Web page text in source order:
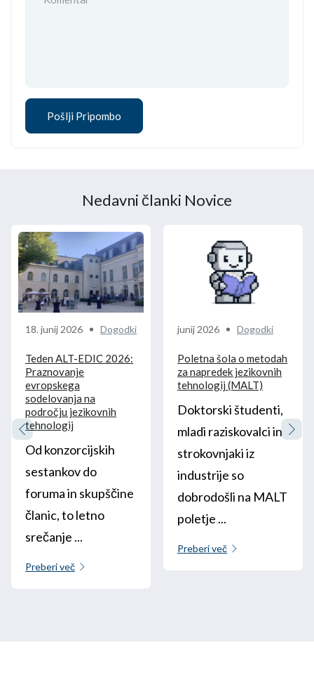
Nedavni članki Novice
18. junij 2026 Dogodki
Teden ALT-EDIC 2026:
Praznovanje
evropskega
sodelovanja na
področju jezikovnih
tehnologij
Od konzorcijskih
sestankov do
foruma in skupščine
članic, to letno
srečanje ...
Preberi več
junij 2026 Dogodki
Poletna šola o metodah
za napredek jezikovnih
tehnologij (MALT)
Doktorski študenti,
mladi raziskovalci in
strokovnjaki iz
industrije so
dobrodošli na MALT
poletje ...
Preberi več